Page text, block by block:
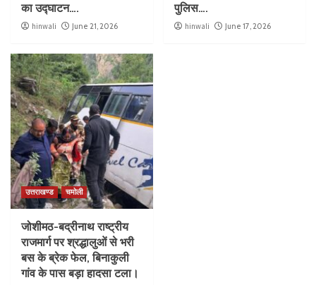
का उद्घाटन….
hinwali June 21, 2026
पुलिस….
hinwali June 17, 2026
उत्तराखण्ड चमोली
जोशीमठ-बद्रीनाथ राष्ट्रीय
राजमार्ग पर श्रद्धालुओं से भरी
बस के ब्रेक फेल, बिनाकुली
गांव के पास बड़ा हादसा टला।